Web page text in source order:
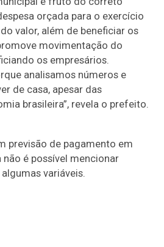
orçada para o exercício
valor, além de beneficiar os
movimentação do
os empresários.
analisamos números e
de casa, apesar das
brasileira”, revela o prefeito.
previsão de pagamento em
é possível mencionar
variáveis.